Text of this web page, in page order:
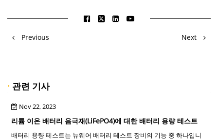
Previous Next
· 관련 기사
Nov 22, 2023
리튬 이온 배터리 음극재(LiFePO4)에 대한 배터리 용량 테스트
배터리 용량 테스트는 뉴웨어 배터리 테스트 장비의 기능 중 하나입니